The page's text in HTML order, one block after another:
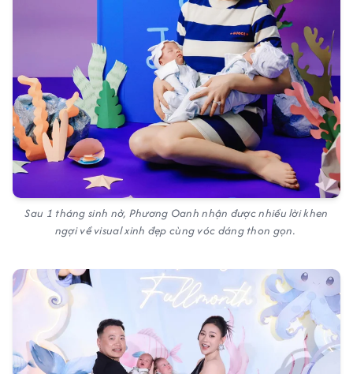
Sau 1 tháng sinh nở, Phương Oanh nhận được nhiều lời khen
ngợi về visual xinh đẹp cùng vóc dáng thon gọn.